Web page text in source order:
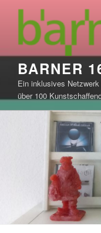
springen
BARNER
Ein inklusives
über 100